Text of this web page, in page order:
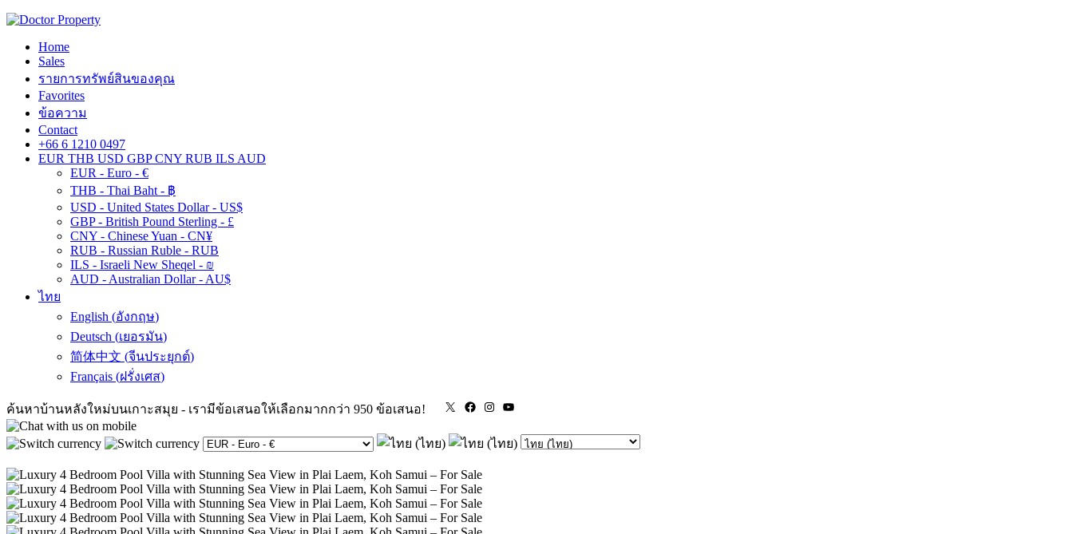
Home
Sales
รายการทรัพย์สินของคุณ
Favorites
ข้อความ
Contact
+66 6 1210 0497
EUR THB USD GBP CNY RUB ILS AUD
EUR - Euro - €
THB - Thai Baht - ฿
USD - United States Dollar - US$
GBP - British Pound Sterling - £
CNY - Chinese Yuan - CN¥
RUB - Russian Ruble - RUB
ILS - Israeli New Sheqel - ₪
AUD - Australian Dollar - AU$
ไทย
English (อังกฤษ)
Deutsch (เยอรมัน)
简体中文 (จีนประยุกต์)
Français (ฝรั่งเศส)
ค้นหาบ้านหลังใหม่บนเกาะสมุย - เรามีข้อเสนอให้เลือกมากกว่า 950 ข้อเสนอ! X FacebookInstagram